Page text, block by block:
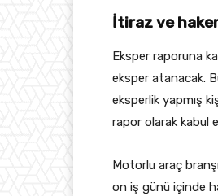
İtiraz ve
Eksper raporuna
eksper atanacak.
eksperlik yapmış
rapor olarak kabul
Motorlu araç
on iş günü içinde